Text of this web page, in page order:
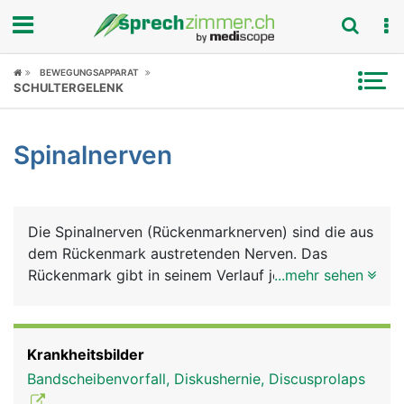
Fokus
Symptome
News
Rubriken
BEWEGUNGSAPPARAT
SCHULTERGELENK
Spinalnerven
Die Spinalnerven (Rückenmarknerven) sind die aus
dem Rückenmark austretenden Nerven. Das
Rückenmark gibt in seinem Verlauf jeweils auf der
Es gibt demnach auf jeder Seite 8 Halsnerven, 12
Brustnerven, 5 Lendennerven und 1 Steissbeinnerv.
...mehr sehen
Krankheitsbilder
Bandscheibenvorfall, Diskushernie, Discusprolaps